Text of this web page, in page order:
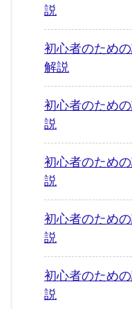
説
初心者のため
解説
初心者のため
説
初心者のため
説
初心者のため
説
初心者のため
説